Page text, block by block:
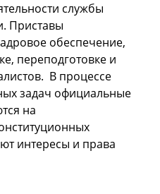
службы
Приставы
обеспечение,
переподготовке и
В процессе
задач официальные
на
интересы и права